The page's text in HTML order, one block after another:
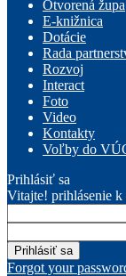
Otvorená župa
E-knižnica
Dotácie
Rada
Rozvoj
Interact
Foto
Video
Kontakty
Voľby do
Prihlásiť sa
Vitajte! prihlásenie k
Forgot your